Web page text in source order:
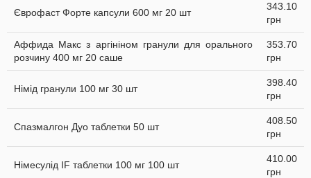
Єврофаст Форте капсули 600 мг 20 шт
343.10
грн
Аффида Макс з аргініном гранули для орального
розчину 400 мг 20 саше
353.70
грн
Німід гранули 100 мг 30 шт
398.40
грн
Спазмалгон Дуо таблетки 50 шт
408.50
грн
Німесулід IF таблетки 100 мг 100 шт
410.00
грн